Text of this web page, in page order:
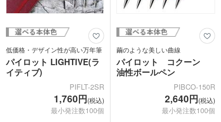
低価格・デザイン性が高い万年筆
パイロット LIGHTIVE(ラ
イティブ)
PIFLT-2SR
1,760円(税込)
最小発注数100個
繭のような美しい曲線
パイロット コクーン
油性ボールペン
PIBCO-150R
2,640円(税込)
最小発注数100個